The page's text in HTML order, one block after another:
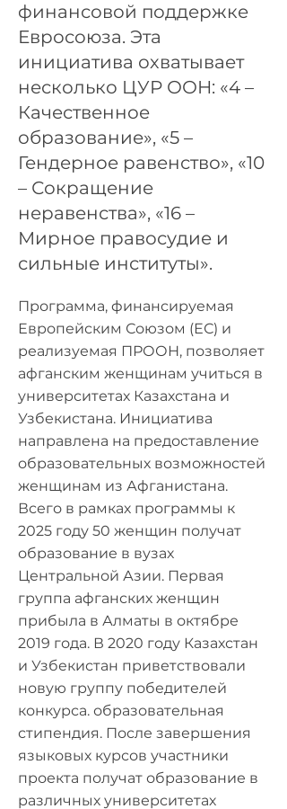
финансовой поддержке
Евросоюза. Эта
инициатива охватывает
несколько ЦУР ООН: «4 –
Качественное
образование», «5 –
Гендерное равенство», «10
– Сокращение
неравенства», «16 –
Мирное правосудие и
сильные институты».
Программа, финансируемая
Европейским Союзом (ЕС) и
реализуемая ПРООН, позволяет
афганским женщинам учиться в
университетах Казахстана и
Узбекистана. Инициатива
направлена ​​на предоставление
образовательных возможностей
женщинам из Афганистана.
Всего в рамках программы к
2025 году 50 женщин получат
образование в вузах
Центральной Азии. Первая
группа афганских женщин
прибыла в Алматы в октябре
2019 года. В 2020 году Казахстан
и Узбекистан приветствовали
новую группу победителей
конкурса. образовательная
стипендия. После завершения
языковых курсов участники
проекта получат образование в
различных университетах